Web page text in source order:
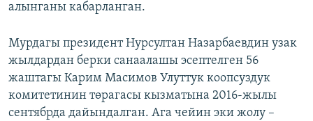
алынганы кабарланган.
Мурдагы президент Нурсултан Назарбаевдин узак
жылдардан берки санаалашы эсептелген 56
жаштагы Карим Масимов Улуттук коопсуздук
комитетинин төрагасы кызматына 2016-жылы
сентябрда дайындалган. Ага чейин эки жолу –